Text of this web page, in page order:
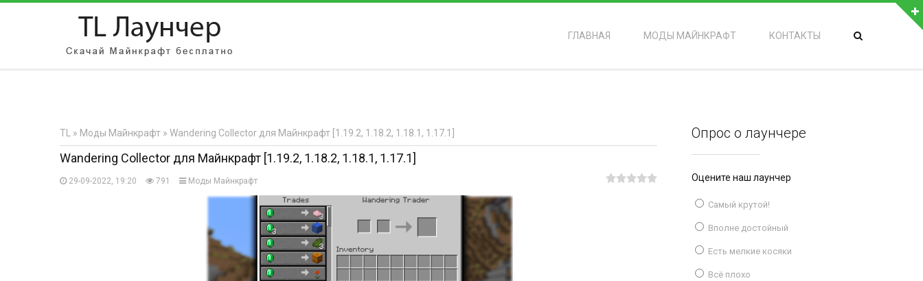
АВТОРИЗАЦИЯ НА САЙТЕ
Регистрация
ГЛАВНАЯ МОДЫ МАЙНКРАФТ КОНТАКТЫ
TL » Моды Майнкрафт » Wandering Collector для Майнкрафт [1.19.2, 1.18.2, 1.18.1, 1.17.1]
Wandering Collector для Майнкрафт [1.19.2, 1.18.2, 1.18.1, 1.17.1]
29-09-2022, 19:20 791 Моды Майнкрафт
Опрос о лаунчере
Оцените наш лаунчер
Самый крутой!
Вполне достойный
Есть мелкие косяки
Всё плохо